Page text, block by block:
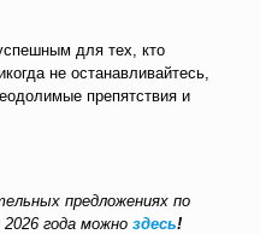
для тех, кто
не останавливайтесь,
препятствия и
предложениях по
года можно здесь!